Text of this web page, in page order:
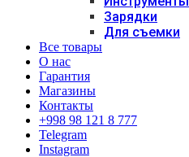
Зарядки
Для съемки
Все товары
О нас
Гарантия
Магазины
Контакты
+998 98 121 8 777
Telegram
Instagram